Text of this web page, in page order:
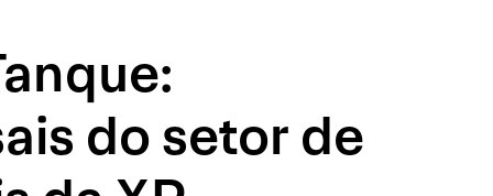
do setor de